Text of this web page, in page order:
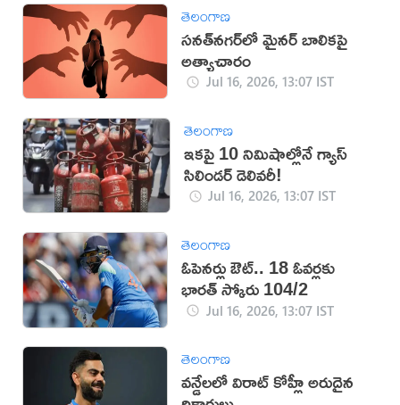
తెలంగాణ
సనత్‌నగర్‌లో మైనర్‌ బాలికపై
అత్యాచారం
Jul 16, 2026, 13:07 IST
తెలంగాణ
ఇకపై 10 నిమిషాల్లోనే గ్యాస్
సిలిండర్ డెలివరీ!
Jul 16, 2026, 13:07 IST
తెలంగాణ
ఓపెనర్లు ఔట్‌.. 18 ఓవర్లకు
భారత్‌ స్కోరు 104/2
Jul 16, 2026, 13:07 IST
తెలంగాణ
వన్డేలలో విరాట్ కోహ్లీ అరుదైన